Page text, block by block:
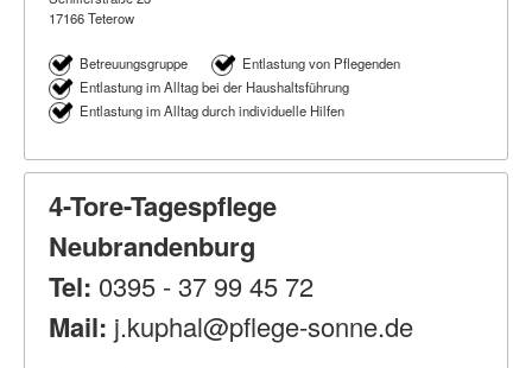
17166 Teterow
Betreuungsgruppe
Entlastung von Pflegenden
Entlastung im Alltag bei der Haushaltsführung
Entlastung im Alltag durch individuelle Hilfen
4-Tore-Tagespflege
Neubrandenburg
Tel: 0395 - 37 99 45 72
Mail: j.kuphal@pflege-sonne.de